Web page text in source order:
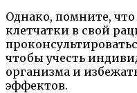
Однако, помните,
клетчатки в свой
чтобы учесть
организма и
эффектов.